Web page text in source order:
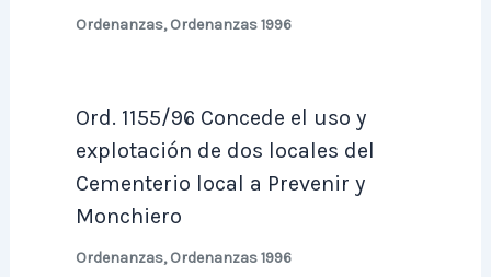
Ordenanzas,Ordenanzas 1996
Ord. 1155/96 Concede el uso y
explotación de dos locales del
Cementerio local a Prevenir y
Monchiero
Ordenanzas,Ordenanzas 1996